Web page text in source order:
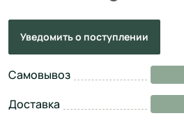
Уведомитьо поступлении
Самовывоз
Доставка